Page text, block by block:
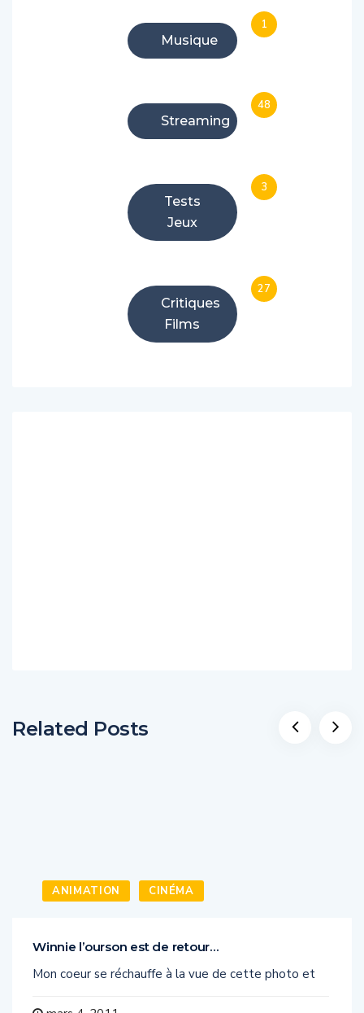
Musique
1
Streaming
48
Tests
Jeux
3
Critiques
Films
27
Related Posts
ANIMATION CINÉMA
Winnie l’ourson est de retour…
Mon coeur se réchauffe à la vue de cette photo et